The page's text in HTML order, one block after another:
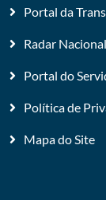
Portal da
Radar
Portal do
Política de
Mapa do Site